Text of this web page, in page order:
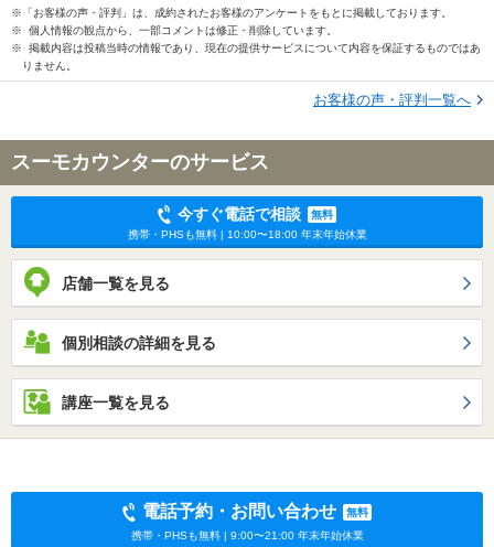
※「お客様の声・評判」は、成約されたお客様のアンケートをもとに掲載しております。
※ 個人情報の観点から、一部コメントは修正・削除しています。
※ 掲載内容は投稿当時の情報であり、現在の提供サービスについて内容を保証するものではあ
りません。
お客様の声・評判一覧へ
スーモカウンターのサービス
今すぐ電話で相談
無料
携帯・PHSも無料 | 10:00〜18:00 年末年始休業
店舗一覧を見る
個別相談の詳細を見る
講座一覧を見る
電話予約・お問い合わせ
無料
携帯・PHSも無料 | 9:00〜21:00 年末年始休業